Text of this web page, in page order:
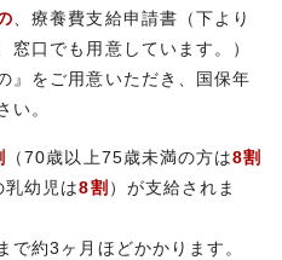
、療養費支給申請書（下より
窓口でも用意しています。）
』をご用意いただき、国保年
い。
（70歳以上75歳未満の方は8割
乳幼児は8割 ）が支給されま
で約3ヶ月ほどかかります。